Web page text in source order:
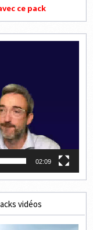
ce pack
02:09
vidéos